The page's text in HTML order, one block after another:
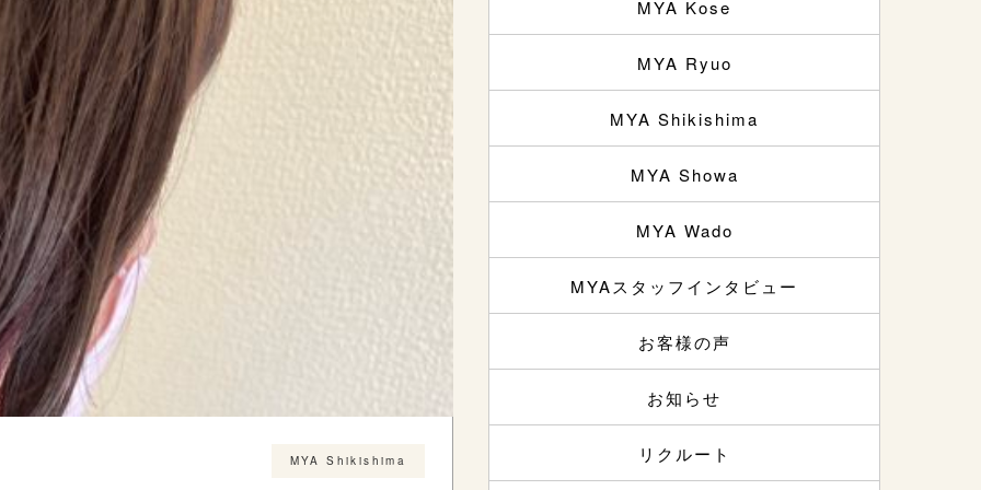
MYA Shikishima
MYA Kose
MYA Ryuo
MYA Shikishima
MYA Showa
MYA Wado
MYAスタッフインタビュー
お客様の声
お知らせ
リクルート